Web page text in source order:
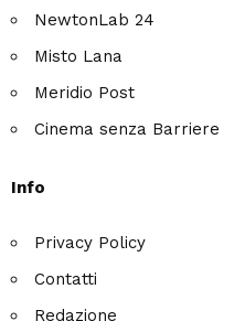
NewtonLab 24
Misto Lana
Meridio Post
Cinema senza Barriere
Info
Privacy Policy
Contatti
Redazione